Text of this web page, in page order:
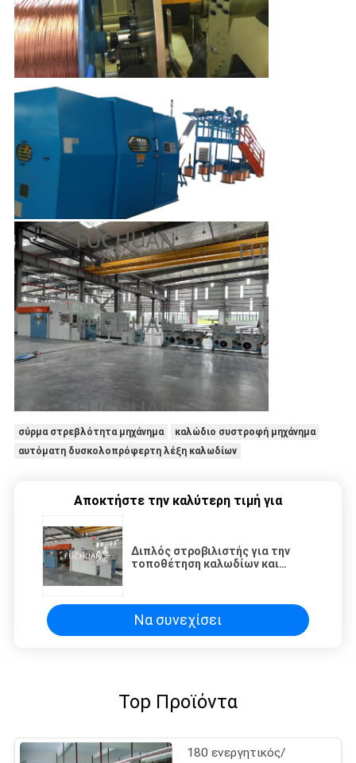
σύρμα στρεβλότητα μηχάνημα
καλώδιο συστροφή μηχάνημα
αυτόματη δυσκολοπρόφερτη λέξη καλωδίων
Αποκτήστε την καλύτερη τιμή για
Διπλός στροβιλιστής για την
τοποθέτηση καλωδίων και
Να συνεχίσει
Top Προϊόντα
180 ενεργητικός/